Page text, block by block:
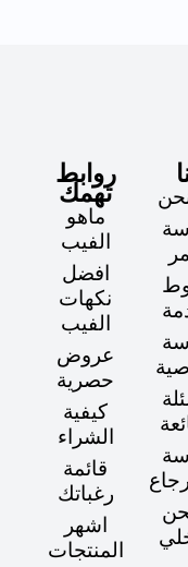
روابط
تهمك
ماهو
الفيب
افضل
نكهات
الفيب
عروض
حصرية
كيفية
الشراء
قائمة
رغباتك
اشهر
المنتجات